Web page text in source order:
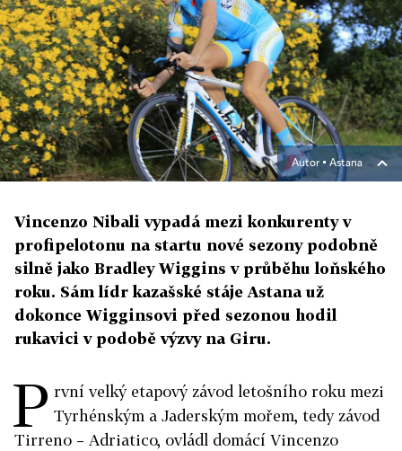
Autor ▪ Astana
Vincenzo Nibali vypadá mezi konkurenty v
profipelotonu na startu nové sezony podobně
silně jako Bradley Wiggins v průběhu loňského
roku. Sám lídr kazašské stáje Astana už
dokonce Wigginsovi před sezonou hodil
rukavici v podobě výzvy na Giru.
P rvní velký etapový závod letošního roku mezi
Tyrhénským a Jaderským mořem, tedy závod
Tirreno – Adriatico, ovládl domácí Vincenzo